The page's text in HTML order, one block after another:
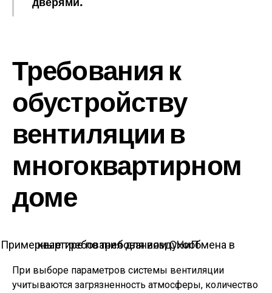
Требования к
обустройству
вентиляции в
многоквартирном
доме
Примерные требования для воздухообмена в квартире по требованиям СНиП
При выборе параметров системы вентиляции
учитываются загрязненность атмосферы, количество